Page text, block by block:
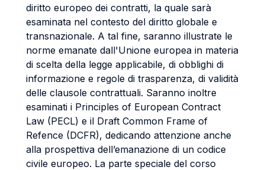
diritto europeo dei contratti, la quale sarà
esaminata nel contesto del diritto globale e
transnazionale. A tal fine, saranno illustrate le
norme emanate dall'Unione europea in materia
di scelta della legge applicabile, di obblighi di
informazione e regole di trasparenza, di validità
delle clausole contrattuali. Saranno inoltre
esaminati i Principles of European Contract
Law (PECL) e il Draft Common Frame of
Refence (DCFR), dedicando attenzione anche
alla prospettiva dell’emanazione di un codice
civile europeo. La parte speciale del corso